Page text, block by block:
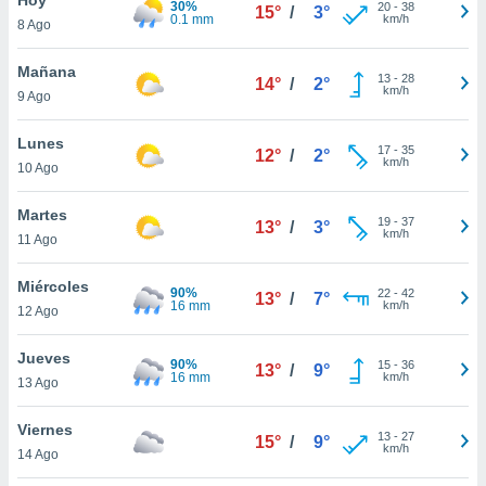
en
más
nuestra
de
cookies
aceptar
8 Ago
30%
0.1 mm
15° / 3° 20- 38
km/h
Mañana
9 Ago
14° / 2° 13- 28
km/h
Lunes
10 Ago
12° / 2° 17- 35
km/h
Martes
11 Ago
13° / 3° 19- 37
km/h
Miércoles
12 Ago
90%
16 mm
13° / 7° 22- 42
km/h
Jueves
13 Ago
90%
16 mm
13° / 9° 15- 36
km/h
Viernes
14 Ago
15° / 9° 13- 27
km/h